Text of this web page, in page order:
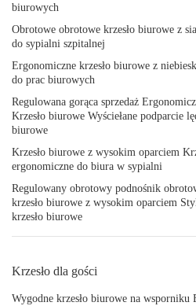
biurowych
Obrotowe obrotowe krzesło biurowe z
do sypialni szpitalnej
Ergonomiczne krzesło biurowe z
do prac biurowych
Regulowana gorąca sprzedaż
Krzesło biurowe Wyściełane podparcie
biurowe
Krzesło biurowe z wysokim oparciem
ergonomiczne do biura w sypialni
Regulowany obrotowy podnośnik
krzesło biurowe z wysokim oparciem
krzesło biurowe
Krzesło dla gości
Wygodne krzesło biurowe na